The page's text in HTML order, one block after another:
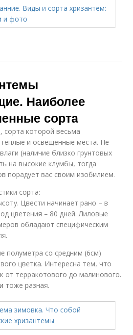
Наиболее
сорта
сорта которой весьма
и освещенные места. Не
(наличие близко грунтовых
на высокие клумбы, тогда
порадует вас своим изобилием.
сорта:
Цвести начинает рано – в
цветения – 80 дней. Лиловые
обладают специфическим
полуметра со средним (6см)
цветка. Интересна тем, что
от терракотового до малинового.
тоже разная.